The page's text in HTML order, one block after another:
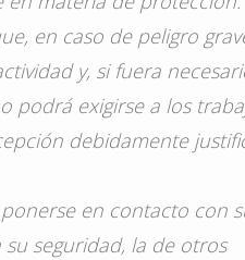
en caso de peligro
y, si fuera
podrá exigirse a los
debidamente
en contacto con
seguridad, la de otros